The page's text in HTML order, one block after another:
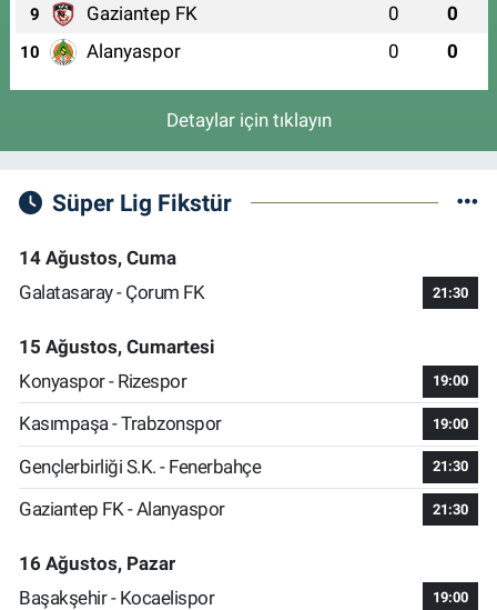
9 Gaziantep FK 0 0
10 Alanyaspor 0 0
Detaylar için tıklayın
Süper Lig Fikstür
14 Ağustos, Cuma
Galatasaray - Çorum FK
21:30
15 Ağustos, Cumartesi
Konyaspor - Rizespor
19:00
Kasımpaşa - Trabzonspor 19:00
Gençlerbirliği S.K. - Fenerbahçe 21:30
Gaziantep FK - Alanyaspor 21:30
16 Ağustos, Pazar
Başakşehir - Kocaelispor
19:00